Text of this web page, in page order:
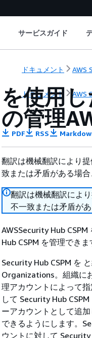
サービスガイド
ドキュメント AWS
ドキュメント AWS
を使用
の管理
PDF RSS
翻訳は機械翻訳により
致または矛盾がある場合
翻訳は機械翻訳によ
不一致または矛盾が
AWSSecurity Hub
Hub CSPM を管理できま
Security Hub CSPM を
Organizations。組織に
理アカウントによって
して Security Hub
ーアカウントとして追
できるようにします。
ウントに対して Security